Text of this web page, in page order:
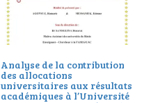
Analyse de la contribution
des allocations
universitaires aux résultats
académiques à l’Université